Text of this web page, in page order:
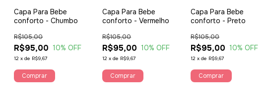
Capa Para Bebe
conforto - Chumbo
R$95,00
R$105,00
10% OFF
12 xde R$9,67
Comprar
Capa Para Bebe
conforto - Vermelho
R$95,00
R$105,00
10% OFF
12 xde R$9,67
Comprar
Capa Para Bebe
conforto - Preto
R$95,00
R$105,00
10% OFF
12 xde R$9,67
Comprar